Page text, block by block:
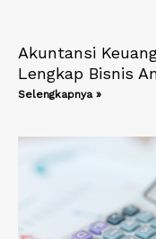
Akuntansi
Lengkap Bisnis
Selengkapnya »